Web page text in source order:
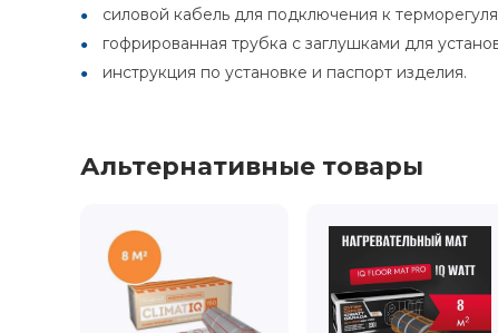
силовой кабель для подключения к
гофрированная трубка с заглушками для
инструкция по установке и паспорт изделия.
Альтернативные товары